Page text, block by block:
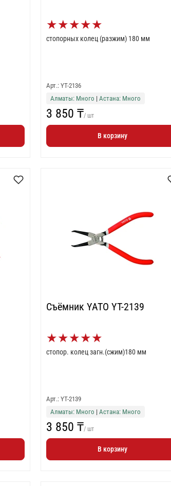
★★★★★
стопорных колец (разжим) 180 мм
Арт.: YT-2136
Алматы: Много |Астана: Много
3 850 ₸/ шт
В корзину
Съёмник YATO YT-2139
★★★★★
стопор. колец загн.(сжим)180 мм
Арт.: YT-2139
Алматы: Много |Астана: Много
3 850 ₸/ шт
В корзину